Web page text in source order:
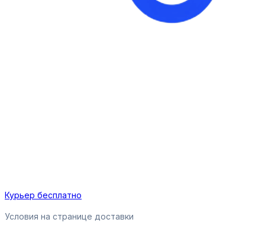
Курьер бесплатно
Условия на странице доставки